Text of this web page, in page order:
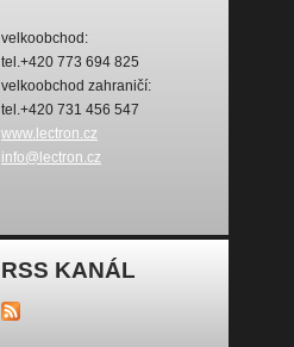
velkoobchod:
tel.+420 773 694 825
velkoobchod zahraničí:
tel.+420 731 456 547
www.lectron.cz
info@lectron.cz
RSS KANÁL